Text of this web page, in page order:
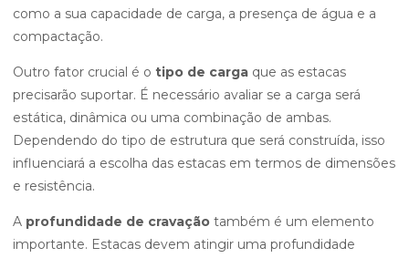
como a sua capacidade de carga, a presença de água e a
compactação.
Outro fator crucial é o tipo de carga que as estacas
precisarão suportar. É necessário avaliar se a carga será
estática, dinâmica ou uma combinação de ambas.
Dependendo do tipo de estrutura que será construída, isso
influenciará a escolha das estacas em termos de dimensões
e resistência.
A profundidade de cravação também é um elemento
importante. Estacas devem atingir uma profundidade